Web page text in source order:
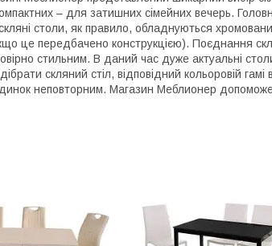
– для затишних сімейних вечерь.
скляні столи, як правило, обладнуються
це передбачено конструкцією). Поєднання
стильним. В даний час дуже актуальні
скляний стіл, відповідний кольоровій
неповторним. Магазин Меблионер